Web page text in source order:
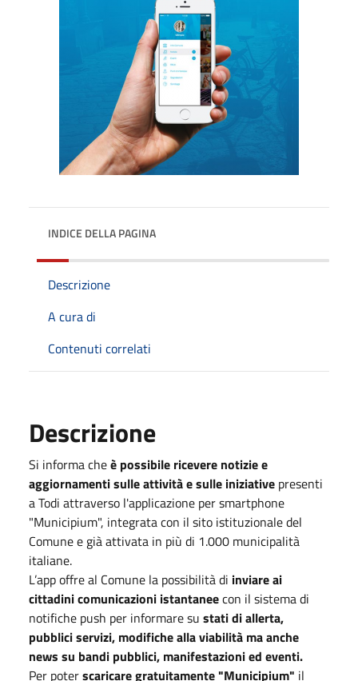
INDICE DELLA PAGINA
Descrizione
A cura di
Contenuti correlati
Descrizione
Si informa cheè possibile ricevere notizie e
aggiornamenti sulle attività e sulle iniziative presenti
a Todi attraverso l'applicazione per smartphone
"Municipium", integrata con il sito istituzionale del
Comune e già attivata in più di 1.000 municipalità
italiane.
L’app offre al Comune la possibilità di inviare ai
cittadini comunicazioni istantaneecon il sistema di
notifiche push per informare su stati di allerta,
pubblici servizi, modifiche alla viabilità ma anche
news su bandi pubblici, manifestazioni ed eventi.
Per poterscaricare gratuitamente "Municipium" il